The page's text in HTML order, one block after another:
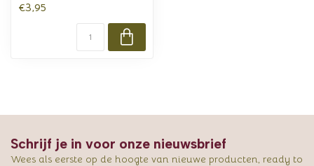
€3,95
Schrijf je in voor onze nieuwsbrief
Wees als eerste op de hoogte van nieuwe producten, ready to